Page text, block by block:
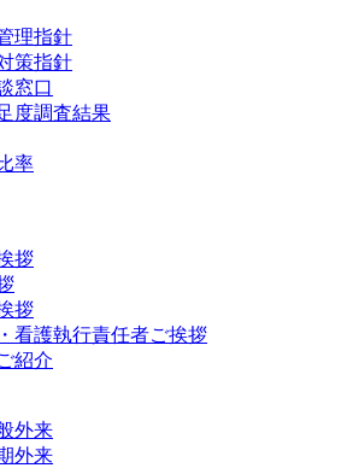
理指針
策指針
窓口
度調査結果
率
拶
拶
看護執行責任者ご挨拶
紹介
外来
外来